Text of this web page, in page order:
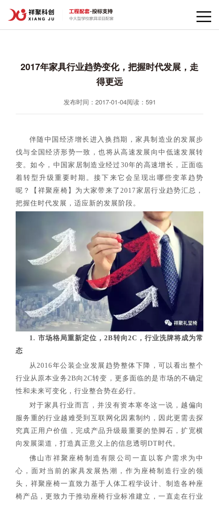
2017年家具行业趋势变化，把握时代发展，走
得更远
发布时间：2017-01-04阅读： 591
伴随中国经济增长进入换挡期，家具制造业的发展步
伐与全国经济形势一致，也将从高速发展向中低速发展转
变。如今，中国家居制造业经过30年的高速增长，正面临
着 转型升级重要时期。接下来它会呈现出哪些变革趋势
呢？【祥聚座椅】为大家带来了2017家居行业趋势汇总，
把握住时代发展，适应新的发展阶段。
1. 市场格局重新定位，2B转向2C，行业洗牌将成为常
态
从2016年公装企业发展趋势整体下降，可以看出整个
行业从原本业务2B向2C转变，更多面临的是市场的不确定
性和未来可变化，行业整合势在必行。
对于家具行业而言，并没有资本寒冬这一说，越偏向
服务重的行业越难受到互联网化因素制约，因此更需去探
究真正用户价值，完成产品升级最重要的垫脚石，扩宽横
向发展渠道，打造真正意义上的信息透明DT时代。
佛山市祥聚座椅制造有限公司一直以客户需求为中
心，面对当前的家具发展热潮，作为座椅制造行业的领
头，祥聚座椅一直致力基于人体工程学设计、制造各种座
椅产品，更致力于推动座椅行业标准建立，一直走在行业